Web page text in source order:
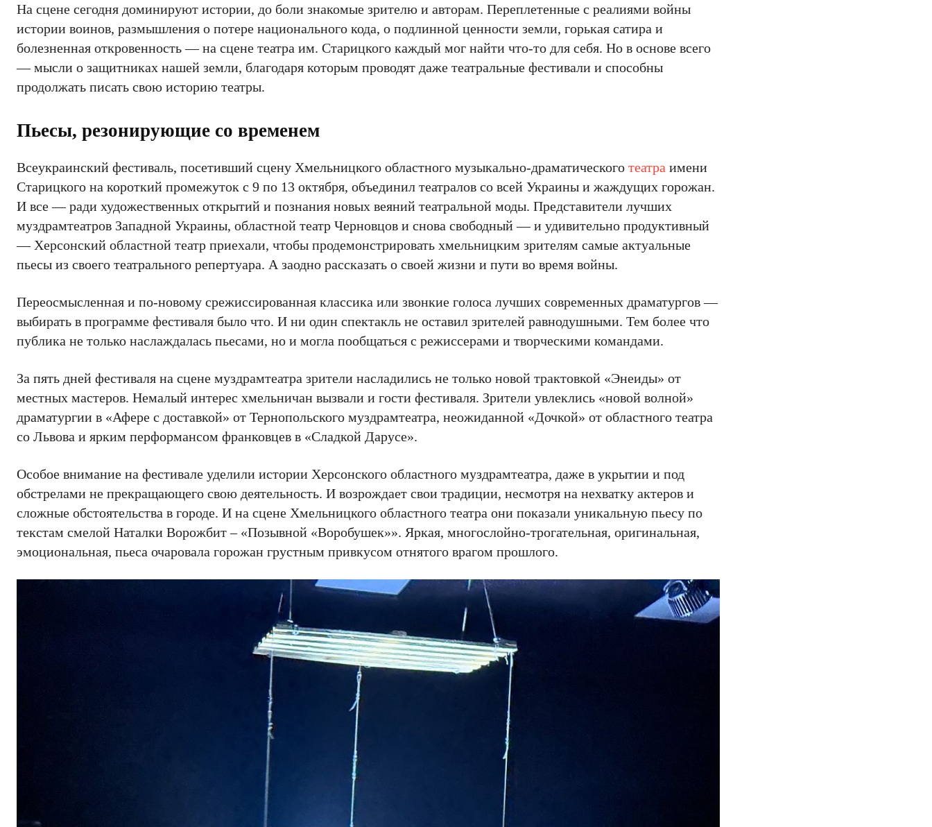
На сцене сегодня доминируют истории, до боли знакомые зрителю и авторам. Переплетенные с реалиями войны
истории воинов, размышления о потере национального кода, о подлинной ценности земли, горькая сатира и
болезненная откровенность — на сцене театра им. Старицкого каждый мог найти что-то для себя. Но в основе всего
— мысли о защитниках нашей земли, благодаря которым проводят даже театральные фестивали и способны
продолжать писать свою историю театры.
Пьесы, резонирующие со временем
Всеукраинский фестиваль, посетивший сцену Хмельницкого областного музыкально-драматического театра имени
Старицкого на короткий промежуток с 9 по 13 октября, объединил театралов со всей Украины и жаждущих горожан.
И все — ради художественных открытий и познания новых веяний театральной моды. Представители лучших
муздрамтеатров Западной Украины, областной театр Черновцов и снова свободный — и удивительно продуктивный
— Херсонский областной театр приехали, чтобы продемонстрировать хмельницким зрителям самые актуальные
пьесы из своего театрального репертуара. А заодно рассказать о своей жизни и пути во время войны.
Переосмысленная и по-новому срежиссированная классика или звонкие голоса лучших современных драматургов —
выбирать в программе фестиваля было что. И ни один спектакль не оставил зрителей равнодушными. Тем более что
публика не только наслаждалась пьесами, но и могла пообщаться с режиссерами и творческими командами.
За пять дней фестиваля на сцене муздрамтеатра зрители насладились не только новой трактовкой «Энеиды» от
местных мастеров. Немалый интерес хмельничан вызвали и гости фестиваля. Зрители увлеклись «новой волной»
драматургии в «Афере с доставкой» от Тернопольского муздрамтеатра, неожиданной «Дочкой» от областного театра
со Львова и ярким перформансом франковцев в «Сладкой Дарусе».
Особое внимание на фестивале уделили истории Херсонского областного муздрамтеатра, даже в укрытии и под
обстрелами не прекращающего свою деятельность. И возрождает свои традиции, несмотря на нехватку актеров и
сложные обстоятельства в городе. И на сцене Хмельницкого областного театра они показали уникальную пьесу по
текстам смелой Наталки Ворожбит – «Позывной «Воробушек»». Яркая, многослойно-трогательная, оригинальная,
эмоциональная, пьеса очаровала горожан грустным привкусом отнятого врагом прошлого.